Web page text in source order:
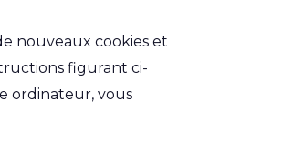
nouveaux cookies et
figurant ci-
ordinateur, vous